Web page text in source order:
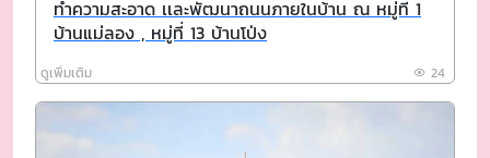
ทำความสะอาด เเละพัฒนาถนนภายในบ้าน ณ หมู่ที่ 1
บ้านแม่ลอง , หมู่ที่ 13 บ้านโป่ง
ดูเพิ่มเติม 24